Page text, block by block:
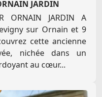
JARDIN
ORNAIN JARDIN A
sur Ornain et 9
cette ancienne
nichée dans un
au cœur...